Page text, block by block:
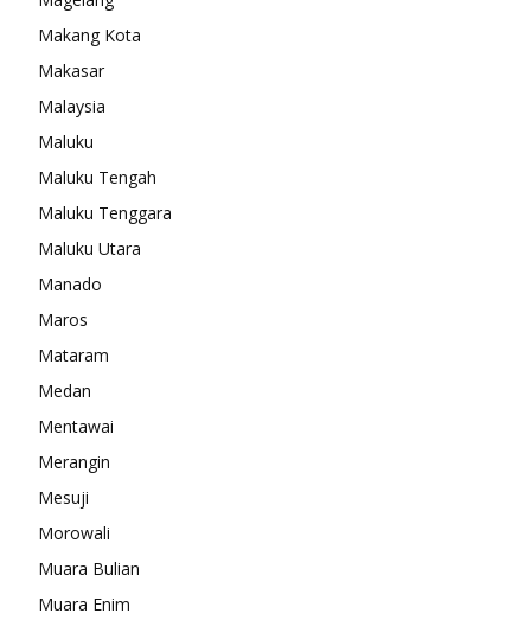
Makang Kota
Makasar
Malaysia
Maluku
Maluku Tengah
Maluku Tenggara
Maluku Utara
Manado
Maros
Mataram
Medan
Mentawai
Merangin
Mesuji
Morowali
Muara Bulian
Muara Enim